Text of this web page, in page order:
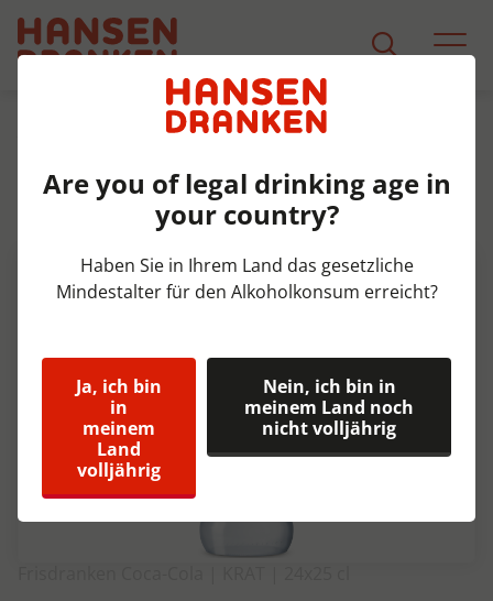
Produkt Detail
Chaudfontaine Blauw Krat
Are you of legal drinking age in
your country?
Haben Sie in Ihrem Land das gesetzliche
Mindestalter für den Alkoholkonsum erreicht?
Ja, ich bin
in
meinem
Land
volljährig
Nein, ich bin in
meinem Land noch
nicht volljährig